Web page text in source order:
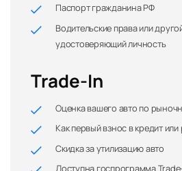
Паспорт гражданина РФ
Водительские права или
удостоверяющий личность
Trade-In
Оценка вашего авто по
Как первый взнос в кредит или
Скидка за утилизацию авто
Доступна госпрограмма